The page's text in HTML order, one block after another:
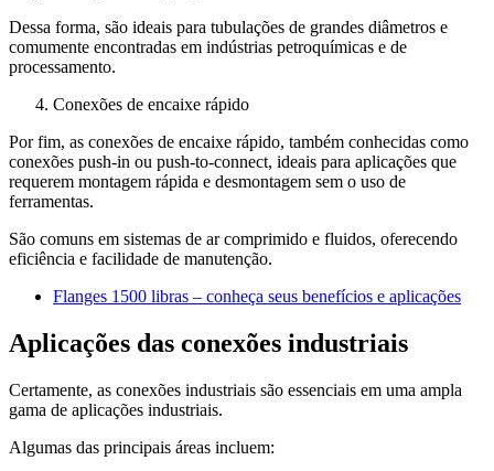
Dessa forma, são ideais para tubulações de grandes diâmetros e
comumente encontradas em indústrias petroquímicas e de
processamento.
Conexões de encaixe rápido
Por fim, as conexões de encaixe rápido, também conhecidas como
conexões push-in ou push-to-connect, ideais para aplicações que
requerem montagem rápida e desmontagem sem o uso de
ferramentas.
São comuns em sistemas de ar comprimido e fluidos, oferecendo
eficiência e facilidade de manutenção.
Flanges 1500 libras – conheça seus benefícios e aplicações
Aplicações das conexões industriais
Certamente, as conexões industriais são essenciais em uma ampla
gama de aplicações industriais.
Algumas das principais áreas incluem: